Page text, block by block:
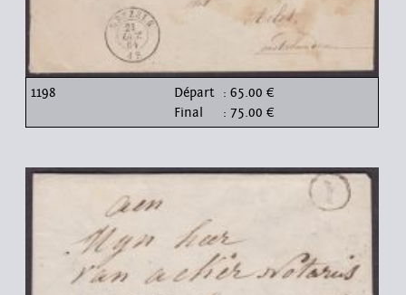
1198 Départ : 65.00 €
Final
: 75.00 €